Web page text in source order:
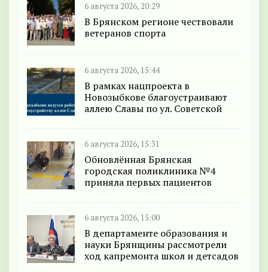
6 августа 2026, 20:29
В Брянском регионе чествовали
ветеранов спорта
6 августа 2026, 15:44
В рамках нацпроекта в
Новозыбкове благоустраивают
аллею Славы по ул. Советской
6 августа 2026, 15:31
Обновлённая Брянская
городская поликлиника №4
приняла первых пациентов
6 августа 2026, 15:00
В департаменте образования и
науки Брянщины рассмотрели
ход капремонта школ и детсадов